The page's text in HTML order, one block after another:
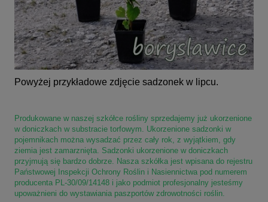
Powyżej przykładowe zdjęcie sadzonek w lipcu.
Produkowane w naszej szkółce rośliny sprzedajemy już ukorzenione
w doniczkach w substracie torfowym. Ukorzenione sadzonki w
pojemnikach można wysadzać przez cały rok, z wyjątkiem, gdy
ziemia jest zamarznięta. Sadzonki ukorzenione w doniczkach
przyjmują się bardzo dobrze. Nasza szkółka jest wpisana do rejestru
Państwowej Inspekcji Ochrony Roślin i Nasiennictwa pod numerem
producenta PL-30/09/14148 i jako podmiot profesjonalny jesteśmy
upoważnieni do wystawiania paszportów zdrowotności roślin.